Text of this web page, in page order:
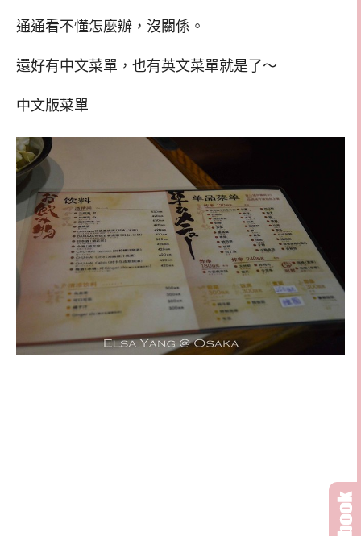
通通看不懂怎麼辦，沒關係。
還好有中文菜單，也有英文菜單就是了～
中文版菜單